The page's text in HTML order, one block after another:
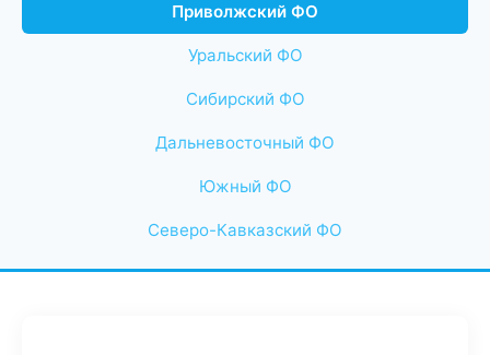
Приволжский ФО
Уральский ФО
Сибирский ФО
Дальневосточный ФО
Южный ФО
Северо-Кавказский ФО